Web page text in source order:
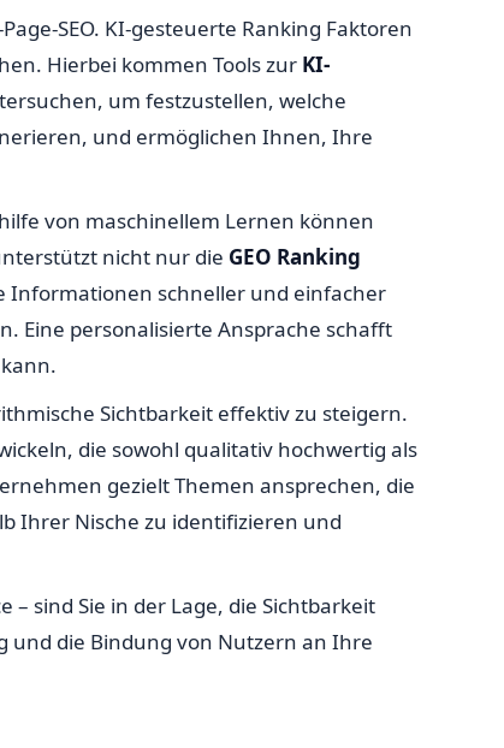
SEO. KI-gesteuerte Ranking Faktoren
Hierbei kommen Tools zur KI-
um festzustellen, welche
und ermöglichen Ihnen, Ihre
von maschinellem Lernen können
nicht nur die GEO Ranking
Informationen schneller und einfacher
Eine personalisierte Ansprache schafft
Sichtbarkeit effektiv zu steigern.
die sowohl qualitativ hochwertig als
gezielt Themen ansprechen, die
Ihrer Nische zu identifizieren und
sind Sie in der Lage, die Sichtbarkeit
und die Bindung von Nutzern an Ihre